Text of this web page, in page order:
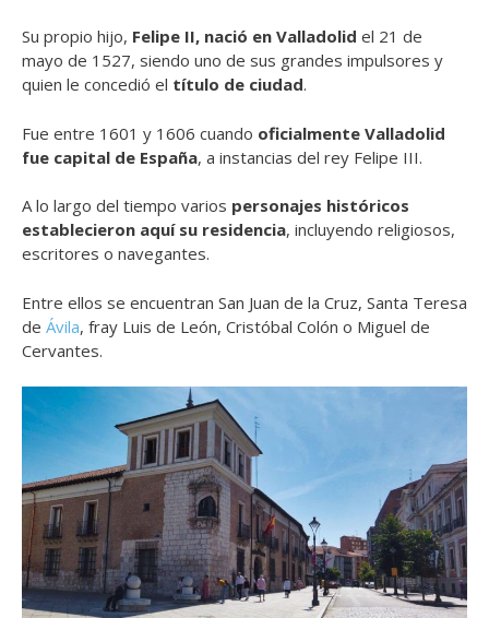
Su propio hijo, Felipe II, nació en Valladolid el 21 de
mayo de 1527, siendo uno de sus grandes impulsores y
quien le concedió el título de ciudad.
Fue entre 1601 y 1606 cuando oficialmente Valladolid
fue capital de España, a instancias del rey Felipe III.
A lo largo del tiempo varios personajes históricos
establecieron aquí su residencia, incluyendo religiosos,
escritores o navegantes.
Entre ellos se encuentran San Juan de la Cruz, Santa Teresa
de Ávila, fray Luis de León, Cristóbal Colón o Miguel de
Cervantes.